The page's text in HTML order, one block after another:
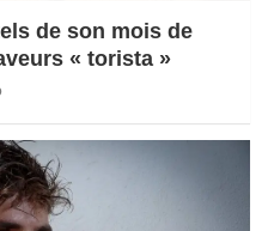
de son mois de
« torista »